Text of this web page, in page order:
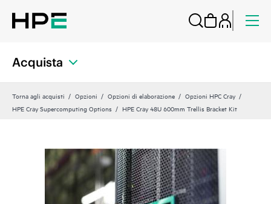
Acquista
Torna agli acquisti Opzioni Opzioni di elaborazione
Opzioni HPC Cray
HPE Cray Supercomputing Options
HPE Cray 48U 600mm Trellis Bracket Kit